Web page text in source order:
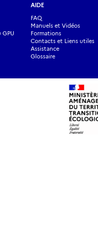
AIDE
FAQ
Manuels et Vidéos
Formations
Contacts et Liens utiles
Assistance
Glossaire